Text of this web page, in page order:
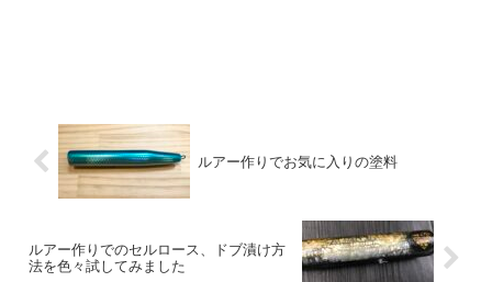
ルアー作りでお気に入りの塗料
ルアー作りでのセルロース、ドブ漬け方
法を色々試してみました